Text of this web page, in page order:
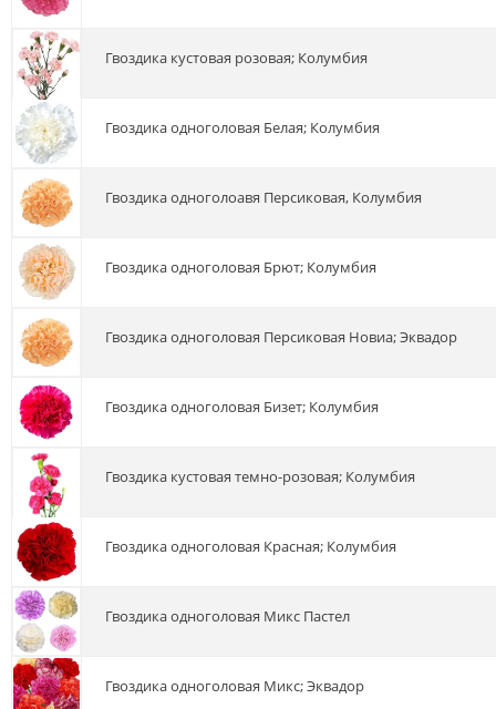
гвоздика кустовая розовая; Колумбия
гвоздика одноголовая Белая; Колумбия
гвоздика одноголоавя Персиковая, Колумбия
гвоздика одноголовая Брют; Колумбия
гвоздика одноголовая Персиковая Новиа; Эквадор
гвоздика одноголовая Бизет; Колумбия
гвоздика кустовая темно-розовая; Колумбия
гвоздика одноголовая Красная; Колумбия
гвоздика одноголовая Микс Пастел
гвоздика одноголовая Микс; Эквадор